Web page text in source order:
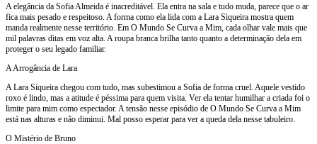
A elegância da Sofia Almeida é inacreditável. Ela entra na sala e tudo muda, parece que o ar
fica mais pesado e respeitoso. A forma como ela lida com a Lara Siqueira mostra quem
manda realmente nesse território. Em O Mundo Se Curva a Mim, cada olhar vale mais que
mil palavras ditas em voz alta. A roupa branca brilha tanto quanto a determinação dela em
proteger o seu legado familiar.
A Arrogância de Lara
A Lara Siqueira chegou com tudo, mas subestimou a Sofia de forma cruel. Aquele vestido
roxo é lindo, mas a atitude é péssima para quem visita. Ver ela tentar humilhar a criada foi o
limite para mim como espectador. A tensão nesse episódio de O Mundo Se Curva a Mim
está nas alturas e não diminui. Mal posso esperar para ver a queda dela nesse tabuleiro.
O Mistério de Bruno